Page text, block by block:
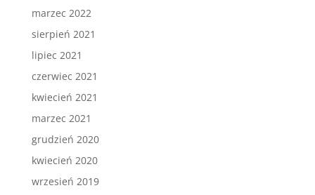
marzec 2022
sierpień 2021
lipiec 2021
czerwiec 2021
kwiecień 2021
marzec 2021
grudzień 2020
kwiecień 2020
wrzesień 2019